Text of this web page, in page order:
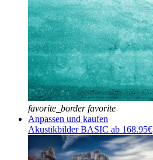
favorite_border favorite
Anpassen und kaufen
Akustikbilder BASIC ab 168.95€